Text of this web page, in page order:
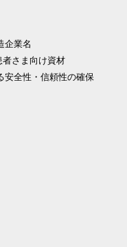
企業名
者さま向け資材
安全性・信頼性の確保